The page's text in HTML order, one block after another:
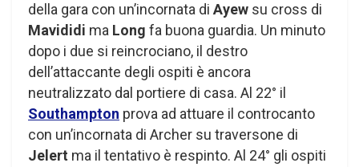
della gara con un’incornata di Ayew su cross di
Mavididi ma Long fa buona guardia. Un minuto
dopo i due si reincrociano, il destro
dell’attaccante degli ospiti è ancora
neutralizzato dal portiere di casa. Al 22° il
Southampton prova ad attuare il controcanto
con un’incornata di Archer su traversone di
Jelert ma il tentativo è respinto. Al 24° gli ospiti